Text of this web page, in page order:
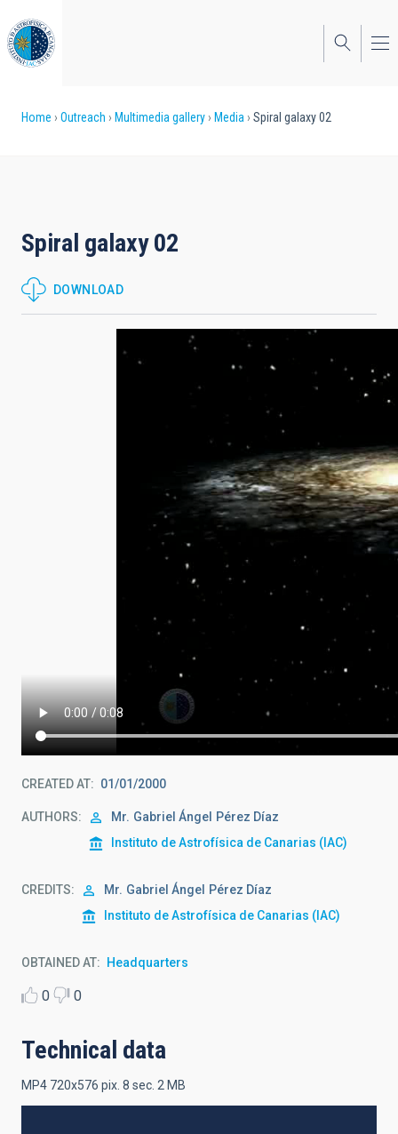
to
main
content
Breadcrumb
Home Outreach Multimedia gallery Media Spiral galaxy 02
Spiral galaxy 02
DOWNLOAD
CREATED AT 01/01/2000
AUTHORS Mr. Gabriel Ángel
Pérez Díaz
Instituto de Astrofísica de Canarias (IAC)
CREDITS Mr. Gabriel Ángel
Pérez Díaz
Instituto de Astrofísica de Canarias (IAC)
OBTAINED AT Headquarters
0 0
Technical data
MP4 720x576 pix. 8 sec. 2 MB